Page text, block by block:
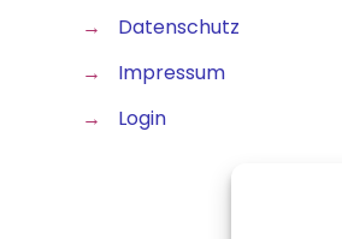
→
Datenschutz
→
Impressum
→
Login